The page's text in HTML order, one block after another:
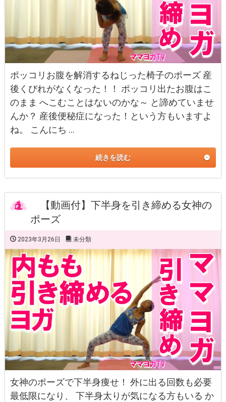
ポッコリお腹を解消するねじった椅子のポーズ 産
後くびれがなくなった！！ ポッコリ出たお腹はこ
のまま へこむことはないのかな～ と諦めていませ
んか？ 産後便秘症になった！という方もいますよ
ね。 こんにち …
続きを読む
【動画付】下半身を引き締める女神の
ポーズ
2023年3月26日 未分類
女神のポーズで下半身痩せ！ 外に出る回数も必要
最低限になり、 下半身太りが気になる方もいる か